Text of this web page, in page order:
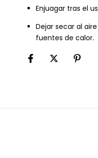
Enjuagar tras el
Dejar secar al
fuentes de calor.